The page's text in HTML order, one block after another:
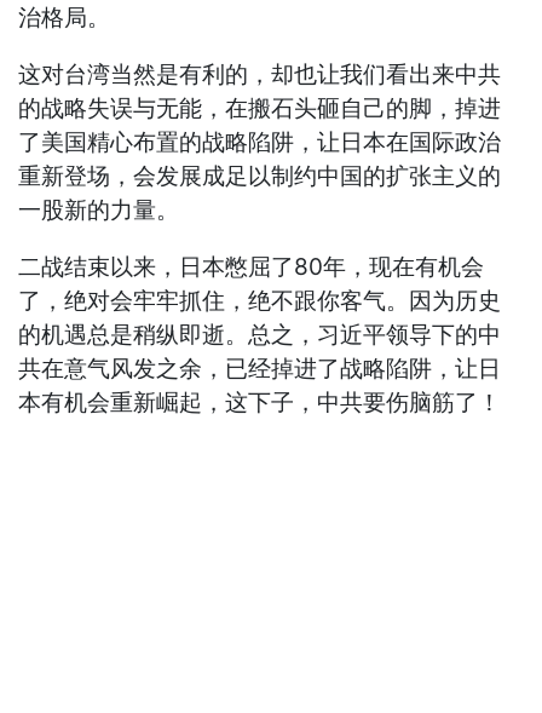
治格局。
这对台湾当然是有利的，却也让我们看出来中共
的战略失误与无能，在搬石头砸自己的脚，掉进
了美国精心布置的战略陷阱，让日本在国际政治
重新登场，会发展成足以制约中国的扩张主义的
一股新的力量。
二战结束以来，日本憋屈了80年，现在有机会
了，绝对会牢牢抓住，绝不跟你客气。因为历史
的机遇总是稍纵即逝。总之，习近平领导下的中
共在意气风发之余，已经掉进了战略陷阱，让日
本有机会重新崛起，这下子，中共要伤脑筋了！